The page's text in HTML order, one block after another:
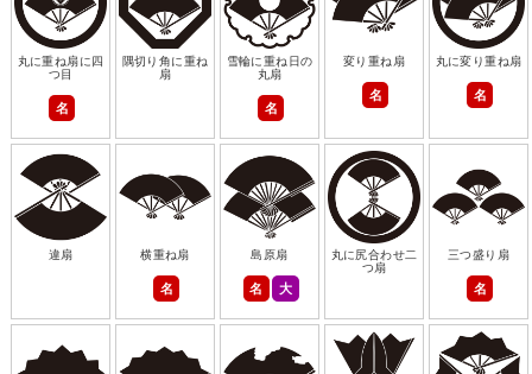
丸に重ね扇に四
つ目
名
隅切り角に重ね
扇
雪輪に重ね日の
丸扇
名
変り重ね扇
名
丸に変り重ね扇
名
違扇 横重ね扇
名
島原扇
名 大
丸に尻合わせ二
つ扇
三つ盛り扇
名